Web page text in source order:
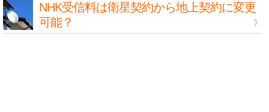
NHK受信料は衛星契約から地上契約に変更
可能？